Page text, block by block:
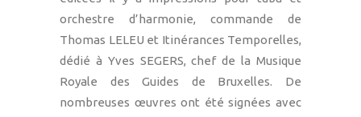
orchestre d’harmonie, commande de
Thomas LELEU et Itinérances Temporelles,
dédié à Yves SEGERS, chef de la Musique
Royale des Guides de Bruxelles. De
nombreuses œuvres ont été signées avec